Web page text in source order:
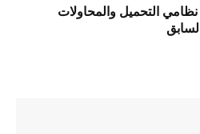
التحميل والمحاولات